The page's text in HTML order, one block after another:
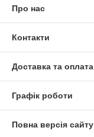
Про нас
Контакти
Доставка та оплата
Графік роботи
Повна версія сайту